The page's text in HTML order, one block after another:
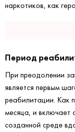
наркотиков, как
Период
При преодолении
является первым
реабилитации. Как
месяца, и включает
созданной среде